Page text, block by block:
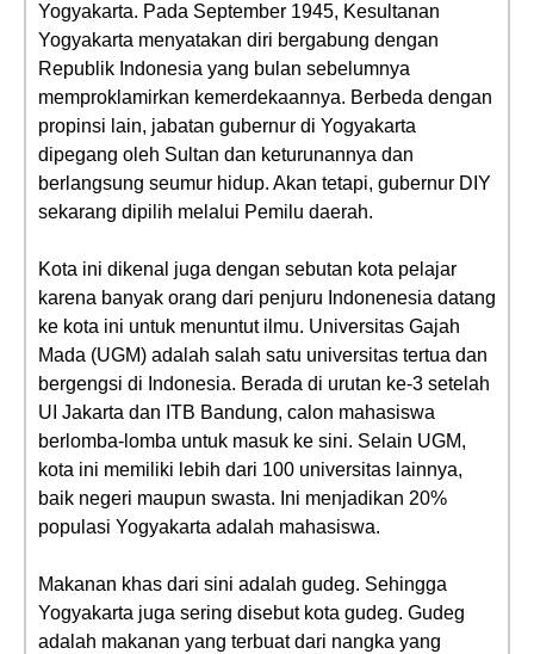
Yogyakarta. Pada September 1945, Kesultanan
Yogyakarta menyatakan diri bergabung dengan
Republik Indonesia yang bulan sebelumnya
memproklamirkan kemerdekaannya. Berbeda dengan
propinsi lain, jabatan gubernur di Yogyakarta
dipegang oleh Sultan dan keturunannya dan
berlangsung seumur hidup. Akan tetapi, gubernur DIY
sekarang dipilih melalui Pemilu daerah.
Kota ini dikenal juga dengan sebutan kota pelajar
karena banyak orang dari penjuru Indonenesia datang
ke kota ini untuk menuntut ilmu. Universitas Gajah
Mada (UGM) adalah salah satu universitas tertua dan
bergengsi di Indonesia. Berada di urutan ke-3 setelah
UI Jakarta dan ITB Bandung, calon mahasiswa
berlomba-lomba untuk masuk ke sini. Selain UGM,
kota ini memiliki lebih dari 100 universitas lainnya,
baik negeri maupun swasta. Ini menjadikan 20%
populasi Yogyakarta adalah mahasiswa.
Makanan khas dari sini adalah gudeg. Sehingga
Yogyakarta juga sering disebut kota gudeg. Gudeg
adalah makanan yang terbuat dari nangka yang